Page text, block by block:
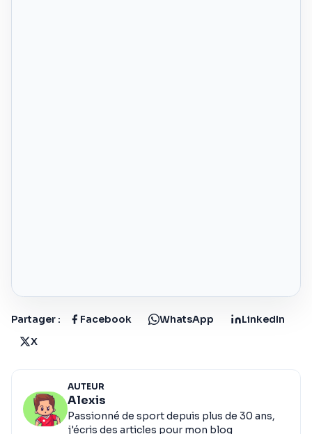
Partager : Facebook WhatsApp
LinkedIn
X
AUTEUR
Alexis
Passionné de sport depuis plus de 30 ans,
j'écris des articles pour mon blog